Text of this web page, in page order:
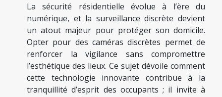
La sécurité résidentielle évolue à l’ère du
numérique, et la surveillance discrète devient
un atout majeur pour protéger son domicile.
Opter pour des caméras discrètes permet de
renforcer la vigilance sans compromettre
l’esthétique des lieux. Ce sujet dévoile comment
cette technologie innovante contribue à la
tranquillité d’esprit des occupants ; il invite à